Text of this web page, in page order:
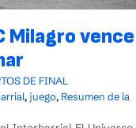
Milagro vence
DE FINAL
, juego, Resumen de la